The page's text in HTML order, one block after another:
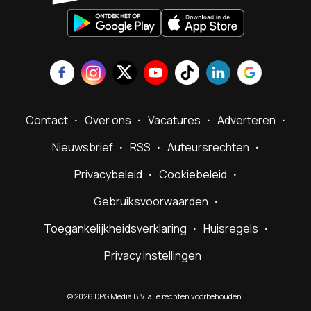
Contact Over ons Vacatures
Adverteren
Nieuwsbrief
RSS
Auteursrechten
Privacybeleid
Cookiebeleid
Gebruiksvoorwaarden
Toegankelijkheidsverklaring
Huisregels
Privacy instellingen
©2026 DPG Media B.V. alle rechten voorbehouden.